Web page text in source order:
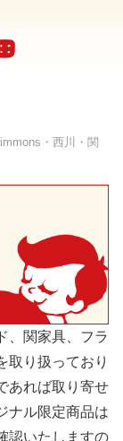
・西川・関
、関家具、フラ
取り扱っており
あれば取り寄せ
ナル限定商品は
認いたしますの